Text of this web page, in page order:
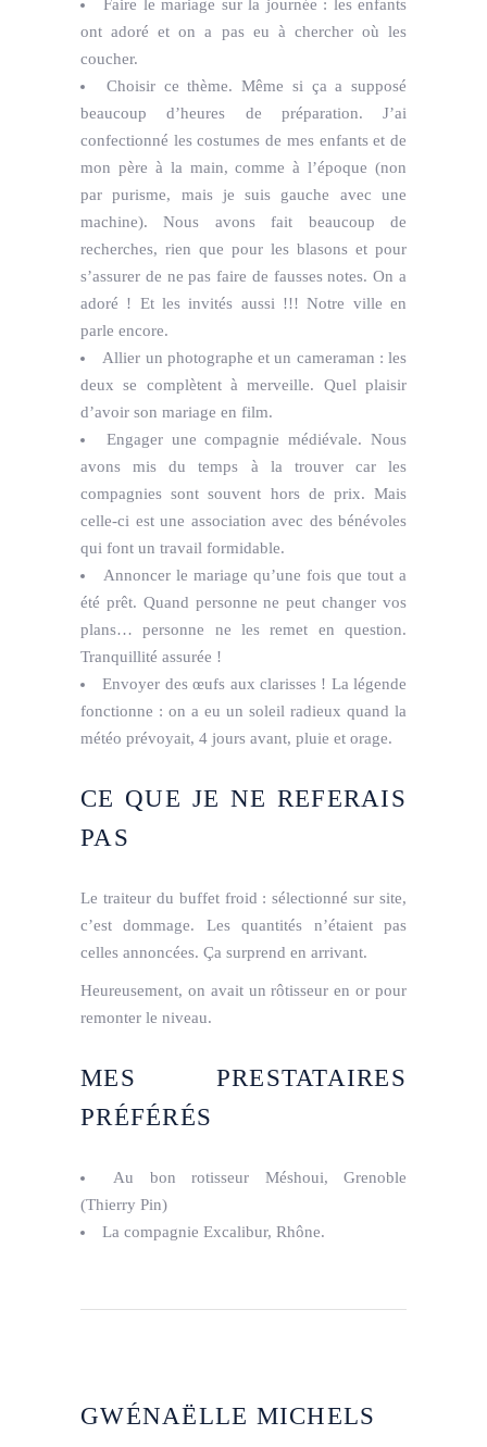
Faire le mariage sur la journée : les enfants
ont adoré et on a pas eu à chercher où les
coucher.
Choisir ce thème. Même si ça a supposé
beaucoup d’heures de préparation. J’ai
confectionné les costumes de mes enfants et de
mon père à la main, comme à l’époque (non
par purisme, mais je suis gauche avec une
machine). Nous avons fait beaucoup de
recherches, rien que pour les blasons et pour
s’assurer de ne pas faire de fausses notes. On a
adoré ! Et les invités aussi !!! Notre ville en
parle encore.
Allier un photographe et un cameraman : les
deux se complètent à merveille. Quel plaisir
d’avoir son mariage en film.
Engager une compagnie médiévale. Nous
avons mis du temps à la trouver car les
compagnies sont souvent hors de prix. Mais
celle-ci est une association avec des bénévoles
qui font un travail formidable.
Annoncer le mariage qu’une fois que tout a
été prêt. Quand personne ne peut changer vos
plans… personne ne les remet en question.
Tranquillité assurée !
Envoyer des œufs aux clarisses ! La légende
fonctionne : on a eu un soleil radieux quand la
météo prévoyait, 4 jours avant, pluie et orage.
CE QUE JE NE REFERAIS
PAS
Le traiteur du buffet froid : sélectionné sur site,
c’est dommage. Les quantités n’étaient pas
celles annoncées. Ça surprend en arrivant.
Heureusement, on avait un rôtisseur en or pour
remonter le niveau.
MES PRESTATAIRES
PRÉFÉRÉS
Au bon rotisseur Méshoui, Grenoble
(Thierry Pin)
La compagnie Excalibur, Rhône.
GWÉNAËLLE MICHELS